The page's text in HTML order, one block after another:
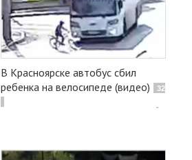
В Красноярске автобус сбил
ребенка на велосипеде (видео)
32